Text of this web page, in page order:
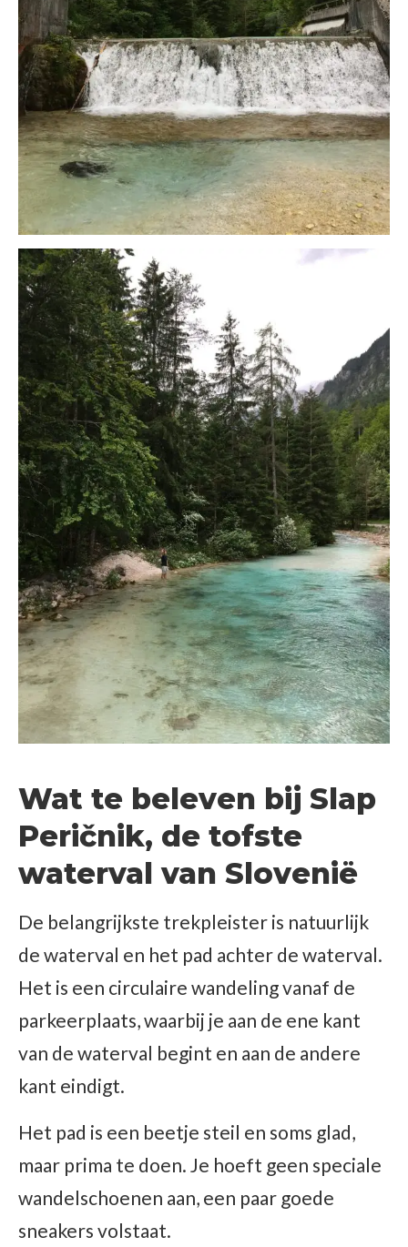
Wat te beleven bij Slap
Peričnik, de tofste
waterval van Slovenië
De belangrijkste trekpleister is natuurlijk
de waterval en het pad achter de waterval.
Het is een circulaire wandeling vanaf de
parkeerplaats, waarbij je aan de ene kant
van de waterval begint en aan de andere
kant eindigt.
Het pad is een beetje steil en soms glad,
maar prima te doen. Je hoeft geen speciale
wandelschoenen aan, een paar goede
sneakers volstaat.